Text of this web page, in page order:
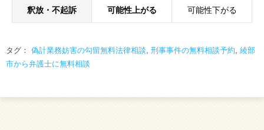
釈放・不起訴 可能性上がる 可能性下がる
タグ： 偽計業務妨害の勾留無料法律相談, 刑事事件の無料相談予約, 綾部
市から弁護士に無料相談